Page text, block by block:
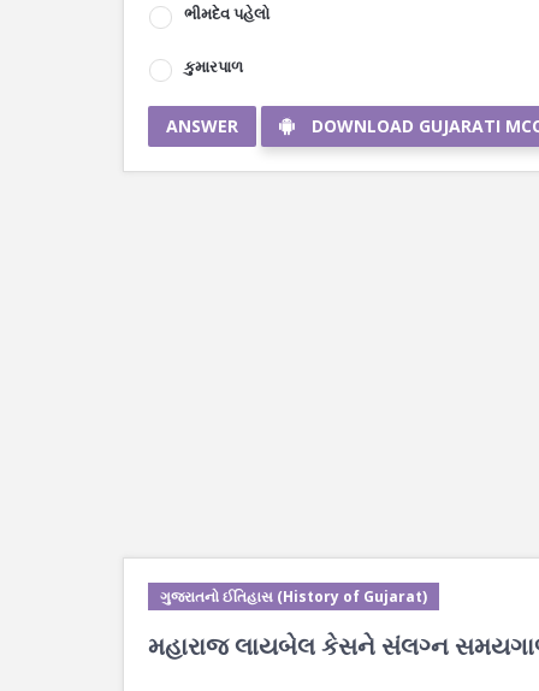
ભીમદેવ પહેલો
કુમારપાળ
ANSWER DOWNLOAD GUJARATI
ગુજરાતનો ઈતિહાસ (History of Gujarat)
મહારાજ લાયબેલ કેસને સંલગ્ન